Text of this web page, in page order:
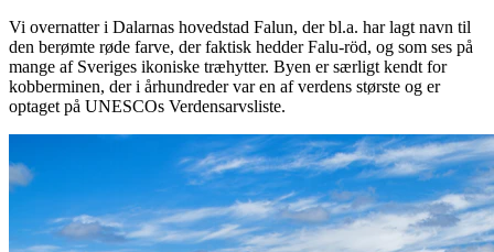
Vi overnatter i Dalarnas hovedstad Falun, der bl.a. har lagt navn til
den berømte røde farve, der faktisk hedder Falu-röd, og som ses på
mange af Sveriges ikoniske træhytter. Byen er særligt kendt for
kobberminen, der i århundreder var en af verdens største og er
optaget på UNESCOs Verdensarvsliste.